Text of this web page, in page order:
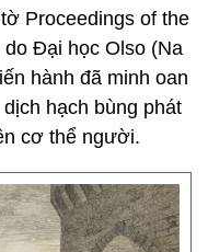
Proceedings of the
do Đại học Olso (Na
hành đã minh oan
hạch bùng phát
cơ thể người.